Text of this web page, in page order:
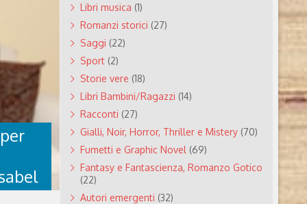
i miei
Spazio
è
attinto
dar vita
Libri musica (1)
Romanzi storici (27)
Saggi (22)
Sport(2)
Storie vere (18)
Libri Bambini/Ragazzi (14)
Racconti (27)
Gialli, Noir, Horror, Thriller e Mistery(70)
Fumetti e Graphic Novel (69)
Fantasy e Fantascienza, Romanzo Gotico
(22)
Autori emergenti (32)